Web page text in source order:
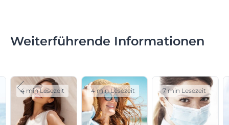
Weiterführende Informationen
4 min Lesezeit 4 min Lesezeit 7 min Lesezeit